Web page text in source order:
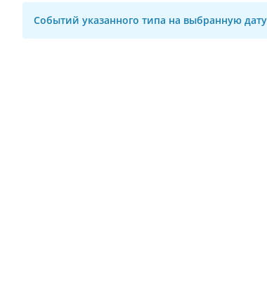
Событий указанного типа на выбранную